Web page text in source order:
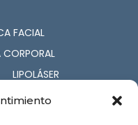
FACIAL
CORPORAL
LIPOLÁSER
COSMETOLOGÍA